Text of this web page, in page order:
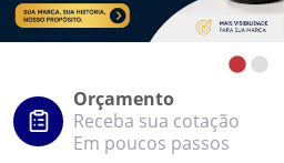
Orçamento
Receba sua cotação
Em poucos passos